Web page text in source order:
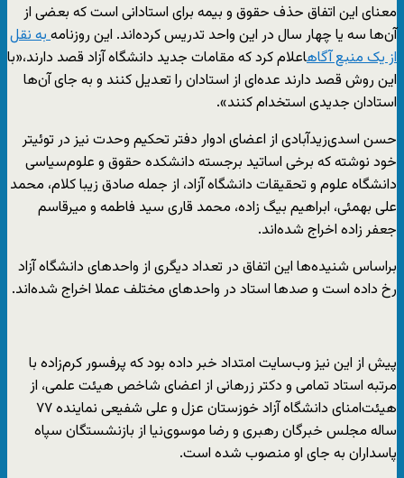
معنای این اتفاق حذف حقوق و بیمه برای استادانی است که بعضی از
آن‌ها سه یا چهار سال در این واحد تدریس کرده‌اند. این روزنامهبه نقل
از یک منبع آگاهاعلام کرد که مقامات جدید دانشگاه آزاد قصد دارند،«با
این روش قصد دارند عده‌ای از استادان را تعدیل کنند و به جای آن‌ها
استادان جدیدی استخدام کنند».
حسن اسدی‌زیدآبادی از اعضای ادوار دفتر تحکیم وحدت نیز در توئیتر
خود نوشته که برخی اساتید برجسته دانشکده حقوق و علوم‌سیاسی
دانشگاه علوم و تحقیقات دانشگاه آزاد، از جمله صادق زیبا کلام، محمد
علی بهمئی، ابراهیم بیگ زاده، محمد قاری سید فاطمه و میرقاسم
جعفر زاده اخراج شده‌اند.
براساس شنیده‌ها این اتفاق در تعداد دیگری از واحدهای دانشگاه آزاد
رخ داده است و صدها استاد در واحدهای مختلف عملا اخراج شده‌اند.
پیش از این نیز وب‌سایت امتداد خبر داده بود که پرفسور کرم‌زاده با
مرتبه استاد تمامی و دکتر زرهانی از اعضای شاخص هیئت علمی، از
هیئت‌امنای دانشگاه آزاد خوزستان عزل و علی شفیعی نماینده ۷۷
ساله مجلس خبرگان رهبری و رضا موسوی‌نیا از بازنشستگان سپاه
پاسداران به جای او منصوب شده است.